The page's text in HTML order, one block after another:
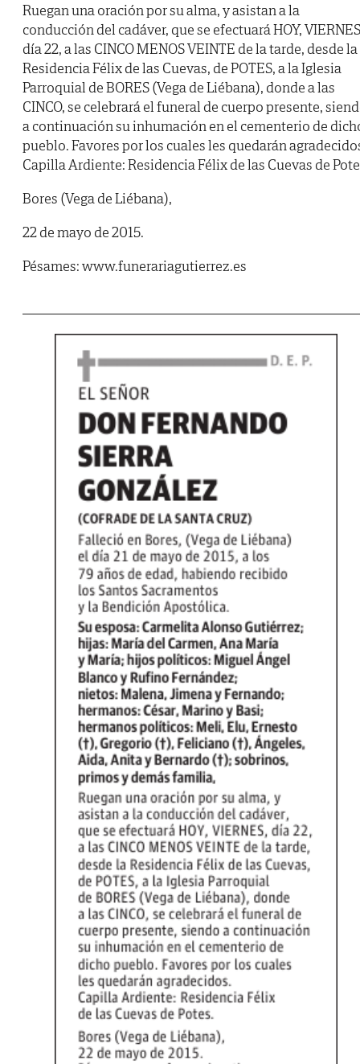
Ruegan una oración por su alma, y asistan a la
conducción del cadáver, que se efectuará HOY,
día 22, a las CINCO MENOS VEINTE de la tarde, desde la
Residencia Félix de las Cuevas, de POTES, a la Iglesia
Parroquial de BORES (Vega de Liébana), donde a las
CINCO, se celebrará el funeral de cuerpo presente,
a continuación su inhumación en el cementerio de
pueblo. Favores por los cuales les quedarán
Capilla Ardiente: Residencia Félix de las Cuevas de
Bores (Vega de Liébana),
22 de mayo de 2015.
Pésames: www.funerariagutierrez.es